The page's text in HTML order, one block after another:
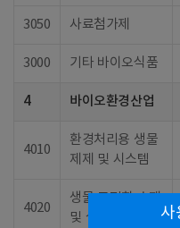
3050 사료첨가제
3000 기타 바이오식품
4 바이오환경산업
4010
환경처리용 생물
제제 및 시스템
4020
생물 고정화 소재
및 설비
사